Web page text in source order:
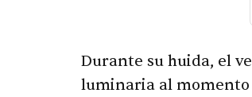
Durante su huida, el
luminaria al